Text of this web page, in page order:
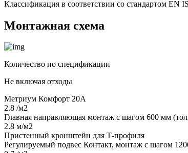
Классификация в соответствии со стандартом EN
Монтажная схема
Количество по спецификации
Не включая отходы
Метриум Комфорт 20А
2.8 /м2
Главная направляющая монтаж с шагом 600 мм
2.8 м/м2
Пристенный кронштейн для Т-профиля
Регулируемый подвес Контакт, монтаж с шагом